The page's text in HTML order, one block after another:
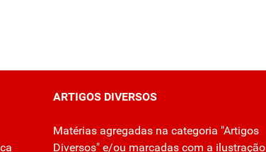
ARTIGOS DIVERSOS
Matérias agregadas na categoria "Artigos
Diversos" e/ou marcadas com a ilustração